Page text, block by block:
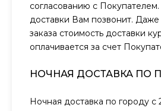
согласованию с
доставки Вам позвонит. Даже
заказа стоимость доставки
оплачивается за счет
НОЧНАЯ ДОСТАВКА ПО
Ночная доставка по городу